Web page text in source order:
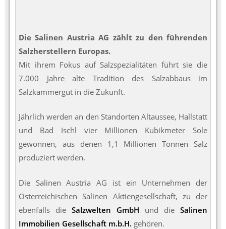
Die Salinen Austria AG zählt zu den führenden
Salzherstellern Europas.
Mit ihrem Fokus auf Salzspezialitäten führt sie die
7.000 Jahre alte Tradition des Salzabbaus im
Salzkammergut in die Zukunft.
Jährlich werden an den Standorten Altaussee, Hallstatt
und Bad Ischl vier Millionen Kubikmeter Sole
gewonnen, aus denen 1,1 Millionen Tonnen Salz
produziert werden.
Die Salinen Austria AG ist ein Unternehmen der
Österreichischen Salinen Aktiengesellschaft, zu der
ebenfalls die Salzwelten GmbH und die Salinen
Immobilien Gesellschaft m.b.H. gehören.